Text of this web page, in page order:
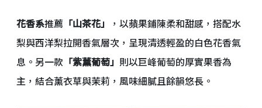
花香系推薦 「山茶花」
，以蘋果鋪陳柔和甜感，搭配水
梨與西洋梨拉開香氣層次，呈現清透輕盈的白色花香氣
息。另一款 「紫薰葡萄」 則以巨峰葡萄的厚實果香為
主，結合薰衣草與茉莉，風味細膩且餘韻悠長。